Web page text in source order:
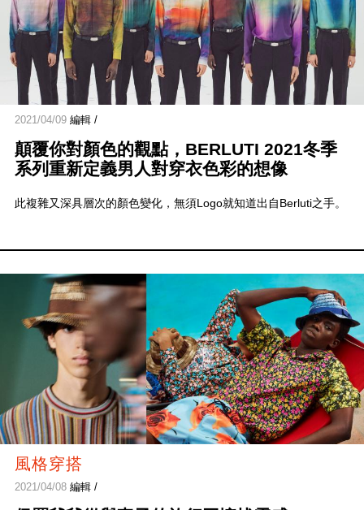
2021/04/09編輯 /
顛覆你對顏色的觀點，BERLUTI 2021冬季
系列重新定義男人對穿衣色彩的想像
此複雜又深具層次的顏色變化，無須Logo就知道出自Berluti之手。
風格穿搭
2021/04/08編輯 /